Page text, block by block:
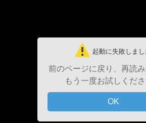
起動に失敗しまし
前のページに戻り、再読み
もう一度お試しくださ
OK